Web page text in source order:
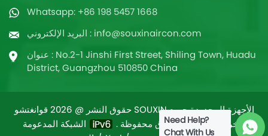
Whatsapp: +86 198 5457 1668
البريد الإلكتروني : info@souxinaircon.com
عنوان : No.2-1 Jinshi First Street, Shiling Town, Huadu
District, Guangzhou 510850 China
حقوق النشر @ 2026 قوانغتشو SOUXIN الأجهزة المحدودة جميع
الحقوق محفوظة .الشبكة المدعومةخريطة الموقع /
Need Help?